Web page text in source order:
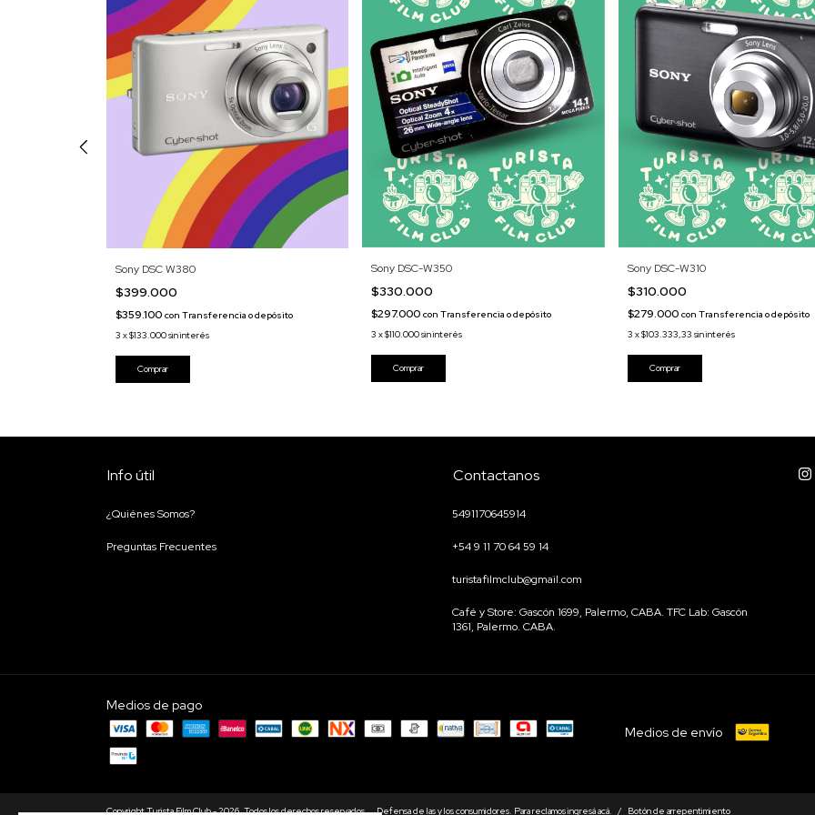
Sony DSC W380
$399.000
$359.100 con Transferencia o depósito
3 x$133.000sin interés
Sony DSC-W350
$330.000
$297.000con Transferencia o depósito
3 x$110.000sin interés
Sony DSC-W310
$310.000
$279.000 con Transferencia o depósito
3 x$103.333,33 sin interés
Info útil
¿Quiénes Somos?
Preguntas Frecuentes
Contactanos
5491170645914
+54 9 11 70 64 59 14
turistafilmclub@gmail.com
Café y Store: Gascón 1699, Palermo, CABA. TFC Lab: Gascón
1361, Palermo. CABA.
Medios de pago
Medios de envío
Copyright Turista Film Club - 2026. Todos los derechos reservados. Defensa de las y los consumidores. Para reclamosingresá acá. / Botón de arrepentimiento